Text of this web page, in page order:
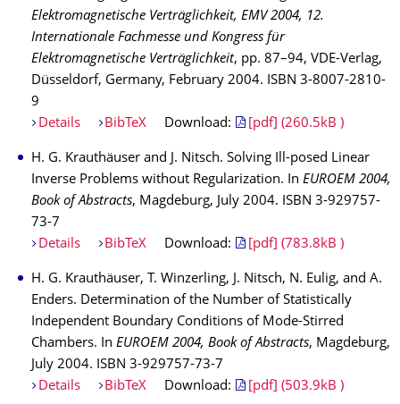
Elektromagnetische Verträglichkeit, EMV 2004, 12.
Internationale Fachmesse und Kongress für
Elektromagnetische Verträglichkeit, pp. 87–94, VDE-Verlag,
Düsseldorf, Germany, February 2004. ISBN 3-8007-2810-
9
Details
BibTeX Download: [pdf] (260.5kB )
H. G. Krauthäuser and J. Nitsch. Solving Ill-posed Linear
Inverse Problems without Regularization. In EUROEM 2004,
Book of Abstracts, Magdeburg, July 2004. ISBN 3-929757-
73-7
Details
BibTeX Download: [pdf] (783.8kB )
H. G. Krauthäuser, T. Winzerling, J. Nitsch, N. Eulig, and A.
Enders. Determination of the Number of Statistically
Independent Boundary Conditions of Mode-Stirred
Chambers. In EUROEM 2004, Book of Abstracts, Magdeburg,
July 2004. ISBN 3-929757-73-7
Details
BibTeX Download: [pdf] (503.9kB )